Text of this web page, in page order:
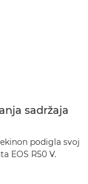
sadržaja
podigla svoj
EOS R50 V.